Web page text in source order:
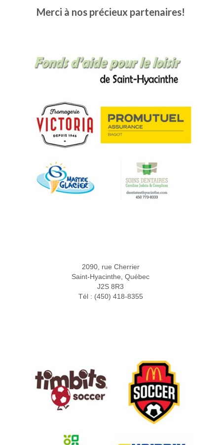
Merci à nos précieux partenaires!
2090, rue Cherrier
Saint-Hyacinthe, Québec
J2S 8R3
Tél : (450) 418-8355